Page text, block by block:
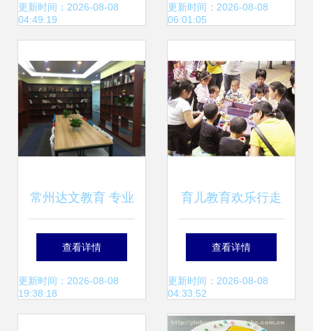
解家长教育难题
更新时间：2026-08-08
04:49:19
耕教育服务，点亮
更新时间：2026-08-08
06:01:05
常州达文教育 专业
教育咨询服务的卓
越之选
查看详情
更新时间：2026-08-08
19:38:18
育儿教育欢乐行走
进湖里社区，为家
庭解锁教育新捷径
查看详情
更新时间：2026-08-08
04:33:52